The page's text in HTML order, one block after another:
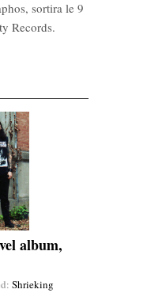
sortira le 9
Records.
album,
Shrieking